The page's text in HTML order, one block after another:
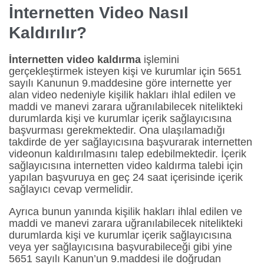
İnternetten Video Nasıl
Kaldırılır?
İnternetten video kaldırma işlemini
gerçekleştirmek isteyen kişi ve kurumlar için 5651
sayılı Kanunun 9.maddesine göre internette yer
alan video nedeniyle kişilik hakları ihlal edilen ve
maddi ve manevi zarara uğranılabilecek nitelikteki
durumlarda kişi ve kurumlar içerik sağlayıcısına
başvurması gerekmektedir. Ona ulaşılamadığı
takdirde de yer sağlayıcısına başvurarak internetten
videonun kaldırılmasını talep edebilmektedir. İçerik
sağlayıcısına internetten video kaldırma talebi için
yapılan başvuruya en geç 24 saat içerisinde içerik
sağlayıcı cevap vermelidir.
Ayrıca bunun yanında kişilik hakları ihlal edilen ve
maddi ve manevi zarara uğranılabilecek nitelikteki
durumlarda kişi ve kurumlar içerik sağlayıcısına
veya yer sağlayıcısına başvurabileceği gibi yine
5651 sayılı Kanun’un 9.maddesi ile doğrudan